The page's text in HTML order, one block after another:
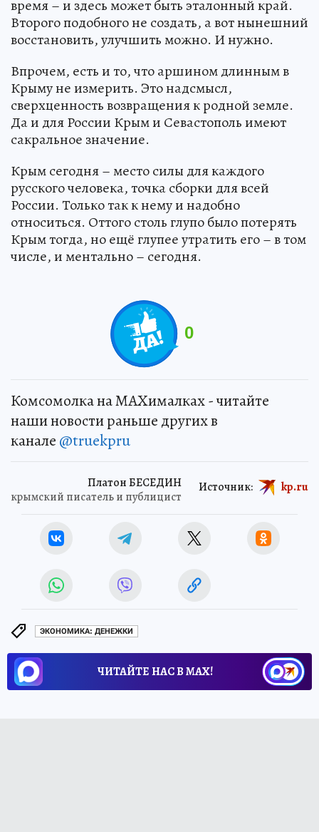
время – и здесь может быть эталонный край.
Второго подобного не создать, а вот нынешний
восстановить, улучшить можно. И нужно.
Впрочем, есть и то, что аршином длинным в
Крыму не измерить. Это надсмысл,
сверхценность возвращения к родной земле.
Да и для России Крым и Севастополь имеют
сакральное значение.
Крым сегодня – место силы для каждого
русского человека, точка сборки для всей
России. Только так к нему и надобно
относиться. Оттого столь глупо было потерять
Крым тогда, но ещё глупее утратить его – в том
числе, и ментально – сегодня.
0
Комсомолка на MAXималках - читайте
наши новости раньше других в
канале @truekpru
Платон БЕСЕДИН
крымский писатель и публицист
Источник: kp.ru
ЭКОНОМИКА: ДЕНЕЖКИ
ЧИТАЙТЕ НАС В МАХ!